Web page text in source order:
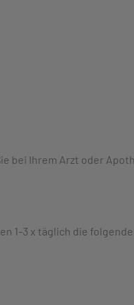
bei Ihrem Arzt oder
1-3 x täglich die